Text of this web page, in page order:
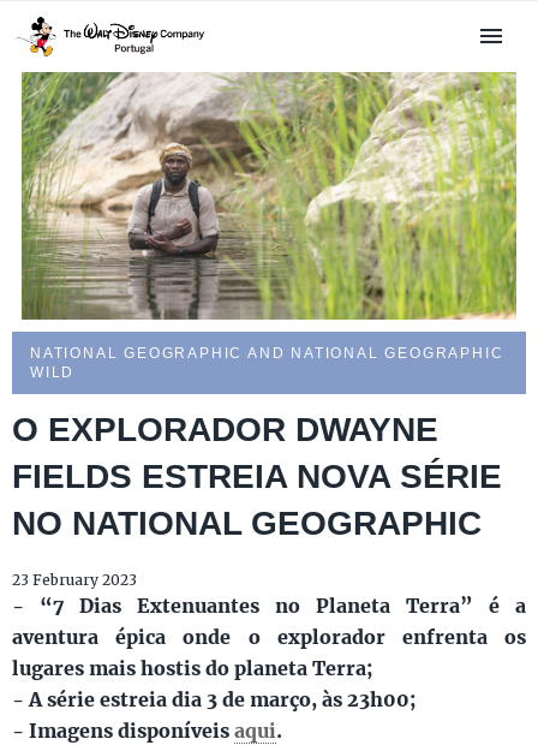
NATIONAL GEOGRAPHIC AND NATIONAL GEOGRAPHIC
WILD
O EXPLORADOR DWAYNE
FIELDS ESTREIA NOVA SÉRIE
NO NATIONAL GEOGRAPHIC
23 February 2023
- “7 Dias Extenuantes no Planeta Terra” é a
aventura épica onde o explorador enfrenta os
lugares mais hostis do planeta Terra;
- A série estreia dia 3 de março, às 23h00;
- Imagens disponíveisaqui.